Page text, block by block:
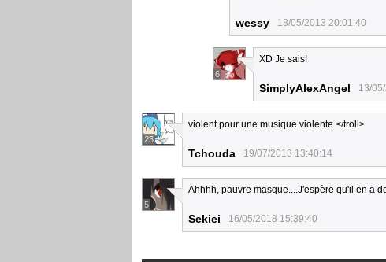
wessy 13/05/2013 20:01:40
6
XD Je sais!
SimplyAlexAngel 13/
23
violent pour une musique violente </troll>
Tchouda 19/07/2013 13:40:14
5
Ahhhh, pauvre masque....J'espère qu'il en a
Sekiei 16/05/2018 15:39:40